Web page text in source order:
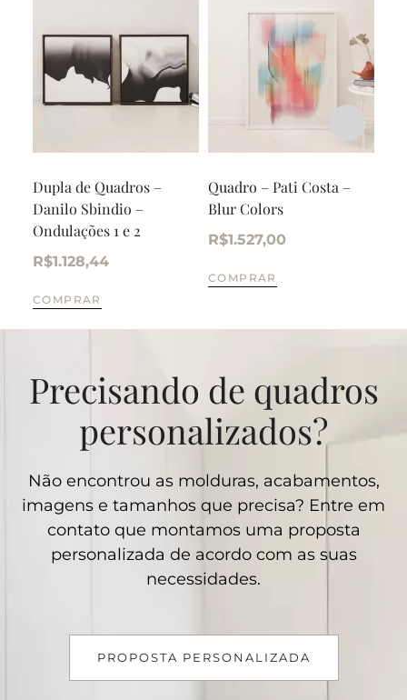
Dupla de Quadros –
Danilo Sbindio –
Ondulações 1 e 2
R$1.128,44
COMPRAR
Quadro – Pati Costa –
Blur Colors
R$1.527,00
COMPRAR
Precisando de quadros
personalizados?
Não encontrou as molduras, acabamentos,
imagens e tamanhos que precisa? Entre em
contato que montamos uma proposta
personalizada de acordo com as suas
necessidades.
PROPOSTA PERSONALIZADA